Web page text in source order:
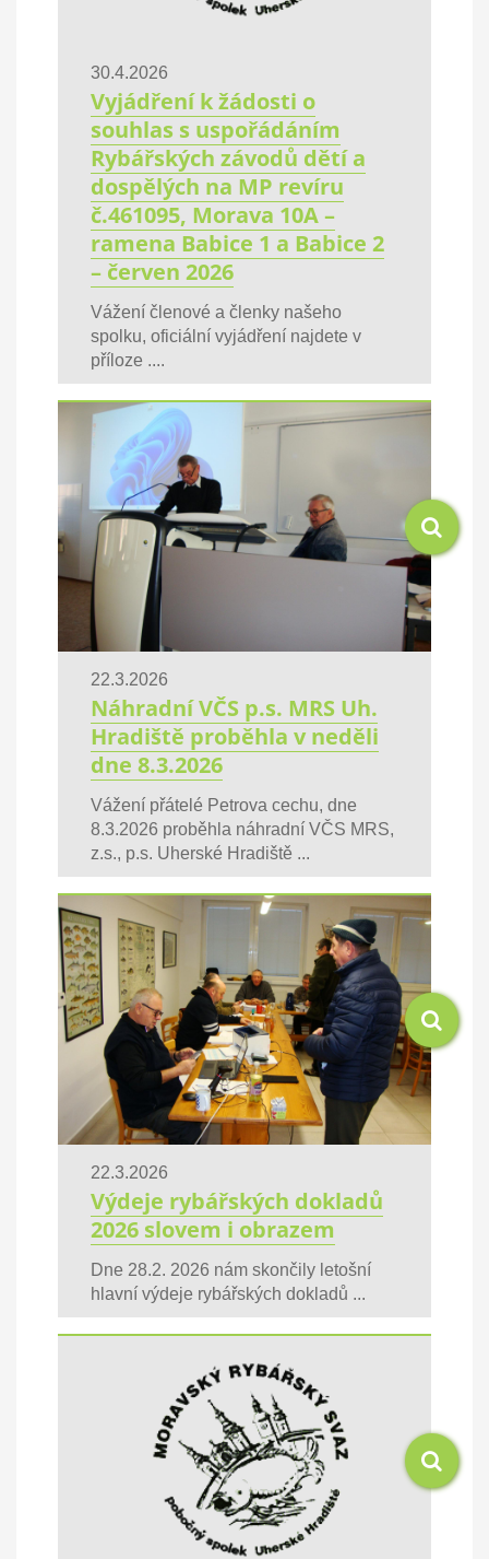
30.4.2026
Vyjádření k žádosti o
souhlas s uspořádáním
Rybářských závodů dětí a
dospělých na MP revíru
č.461095, Morava 10A –
ramena Babice 1 a Babice 2
– červen 2026
Vážení členové a členky našeho
spolku, oficiální vyjádření najdete v
příloze ....
22.3.2026
Náhradní VČS p.s. MRS Uh.
Hradiště proběhla v neděli
dne 8.3.2026
Vážení přátelé Petrova cechu, dne
8.3.2026 proběhla náhradní VČS MRS,
z.s., p.s. Uherské Hradiště ...
22.3.2026
Výdeje rybářských dokladů
2026 slovem i obrazem
Dne 28.2. 2026 nám skončily letošní
hlavní výdeje rybářských dokladů ...